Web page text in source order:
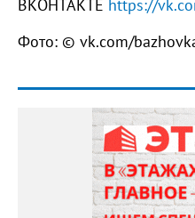
ВКОНТАКТЕ https://
Фото: © vk.com/